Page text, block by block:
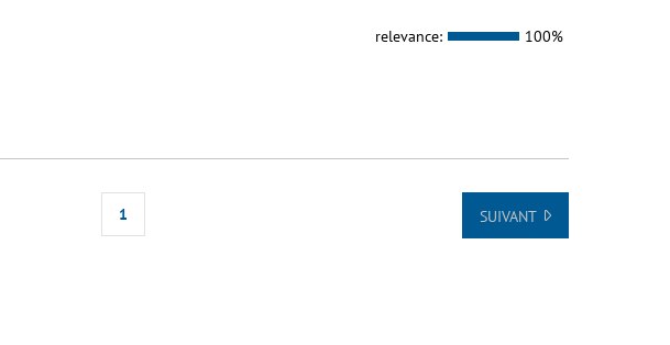
relevance: 100%
1 SUIVANT